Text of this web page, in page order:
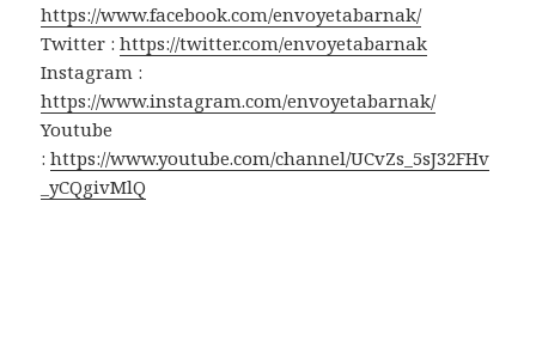
https://www.facebook.com/envoyetabarnak/
Twitter :https://twitter.com/envoyetabarnak
Instagram :
https://www.instagram.com/envoyetabarnak/
Youtube
:https://www.youtube.com/channel/UCvZs_5sJ32FHv
_yCQgivMlQ